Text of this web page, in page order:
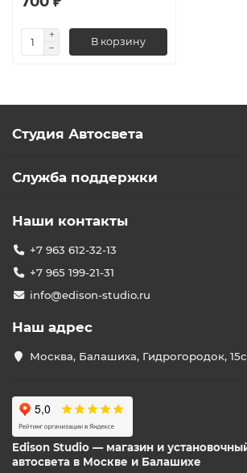
В корзину
Студия Автосвета
Служба поддержки
Наши контакты
+7 963 612-32-13
+7 965 199-21-31
info@edison-studio.ru
Наш адрес
Москва, Балашиха, Гидрогородок,
Edison Studio — магазин и
автосвета в Москве и Балашихе